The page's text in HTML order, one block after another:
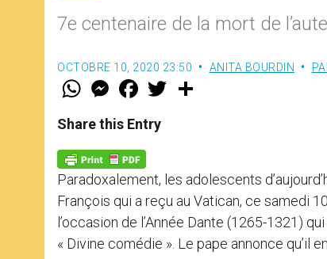
7e centenaire de la mort de
OCTOBRE 10, 2020 23:50 ANITA BOURDIN
W
t
s
p
p
M
e
s
e
g
e
r
F
a
e
b
o
k
w
Share this Entry
Paradoxalement, les adolescents
François qui a reçu au Vatican, ce samedi
l’occasion de l’Année Dante (1265-1321)
« Divine comédie ». Le pape annonce qu’il